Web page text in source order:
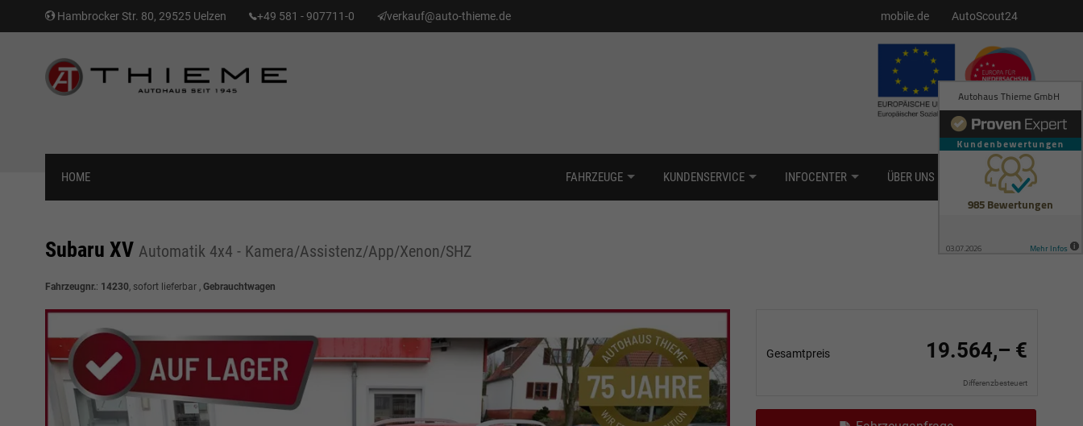
Hambrocker Str. 80, 29525 Uelzen +49 581 - 907711-0 verkauf@auto-thieme.de mobile.de AutoScout24
HOME FAHRZEUGE KUNDENSERVICE INFOCENTER ÜBER UNS KONTAKT
Subaru XV Automatik 4x4 - Kamera/Assistenz/App/Xenon/SHZ
Fahrzeugnr.: 14230 sofort lieferbar Gebrauchtwagen
Gesamtpreis 19.564,– €
Differenzbesteuert